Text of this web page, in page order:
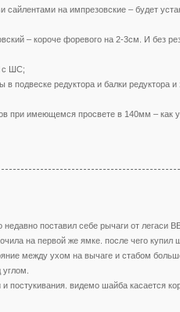
на импрезовские – будет
– короче форевого на 2-3см. И без
с ШС;
подвеске редуктора и балки редуктора и
при имеющемся просвете в 140мм – как
поставил себе рычаги от легаси
на первой же ямке. после чего купил
между ухом на вычаге и стабом
видемо шайба касается